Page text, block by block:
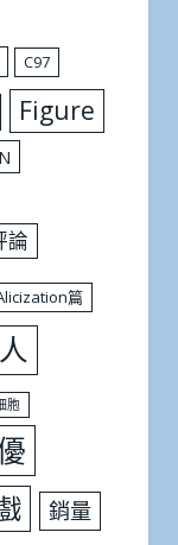
C97
Figure
論
篇
胞
銷量